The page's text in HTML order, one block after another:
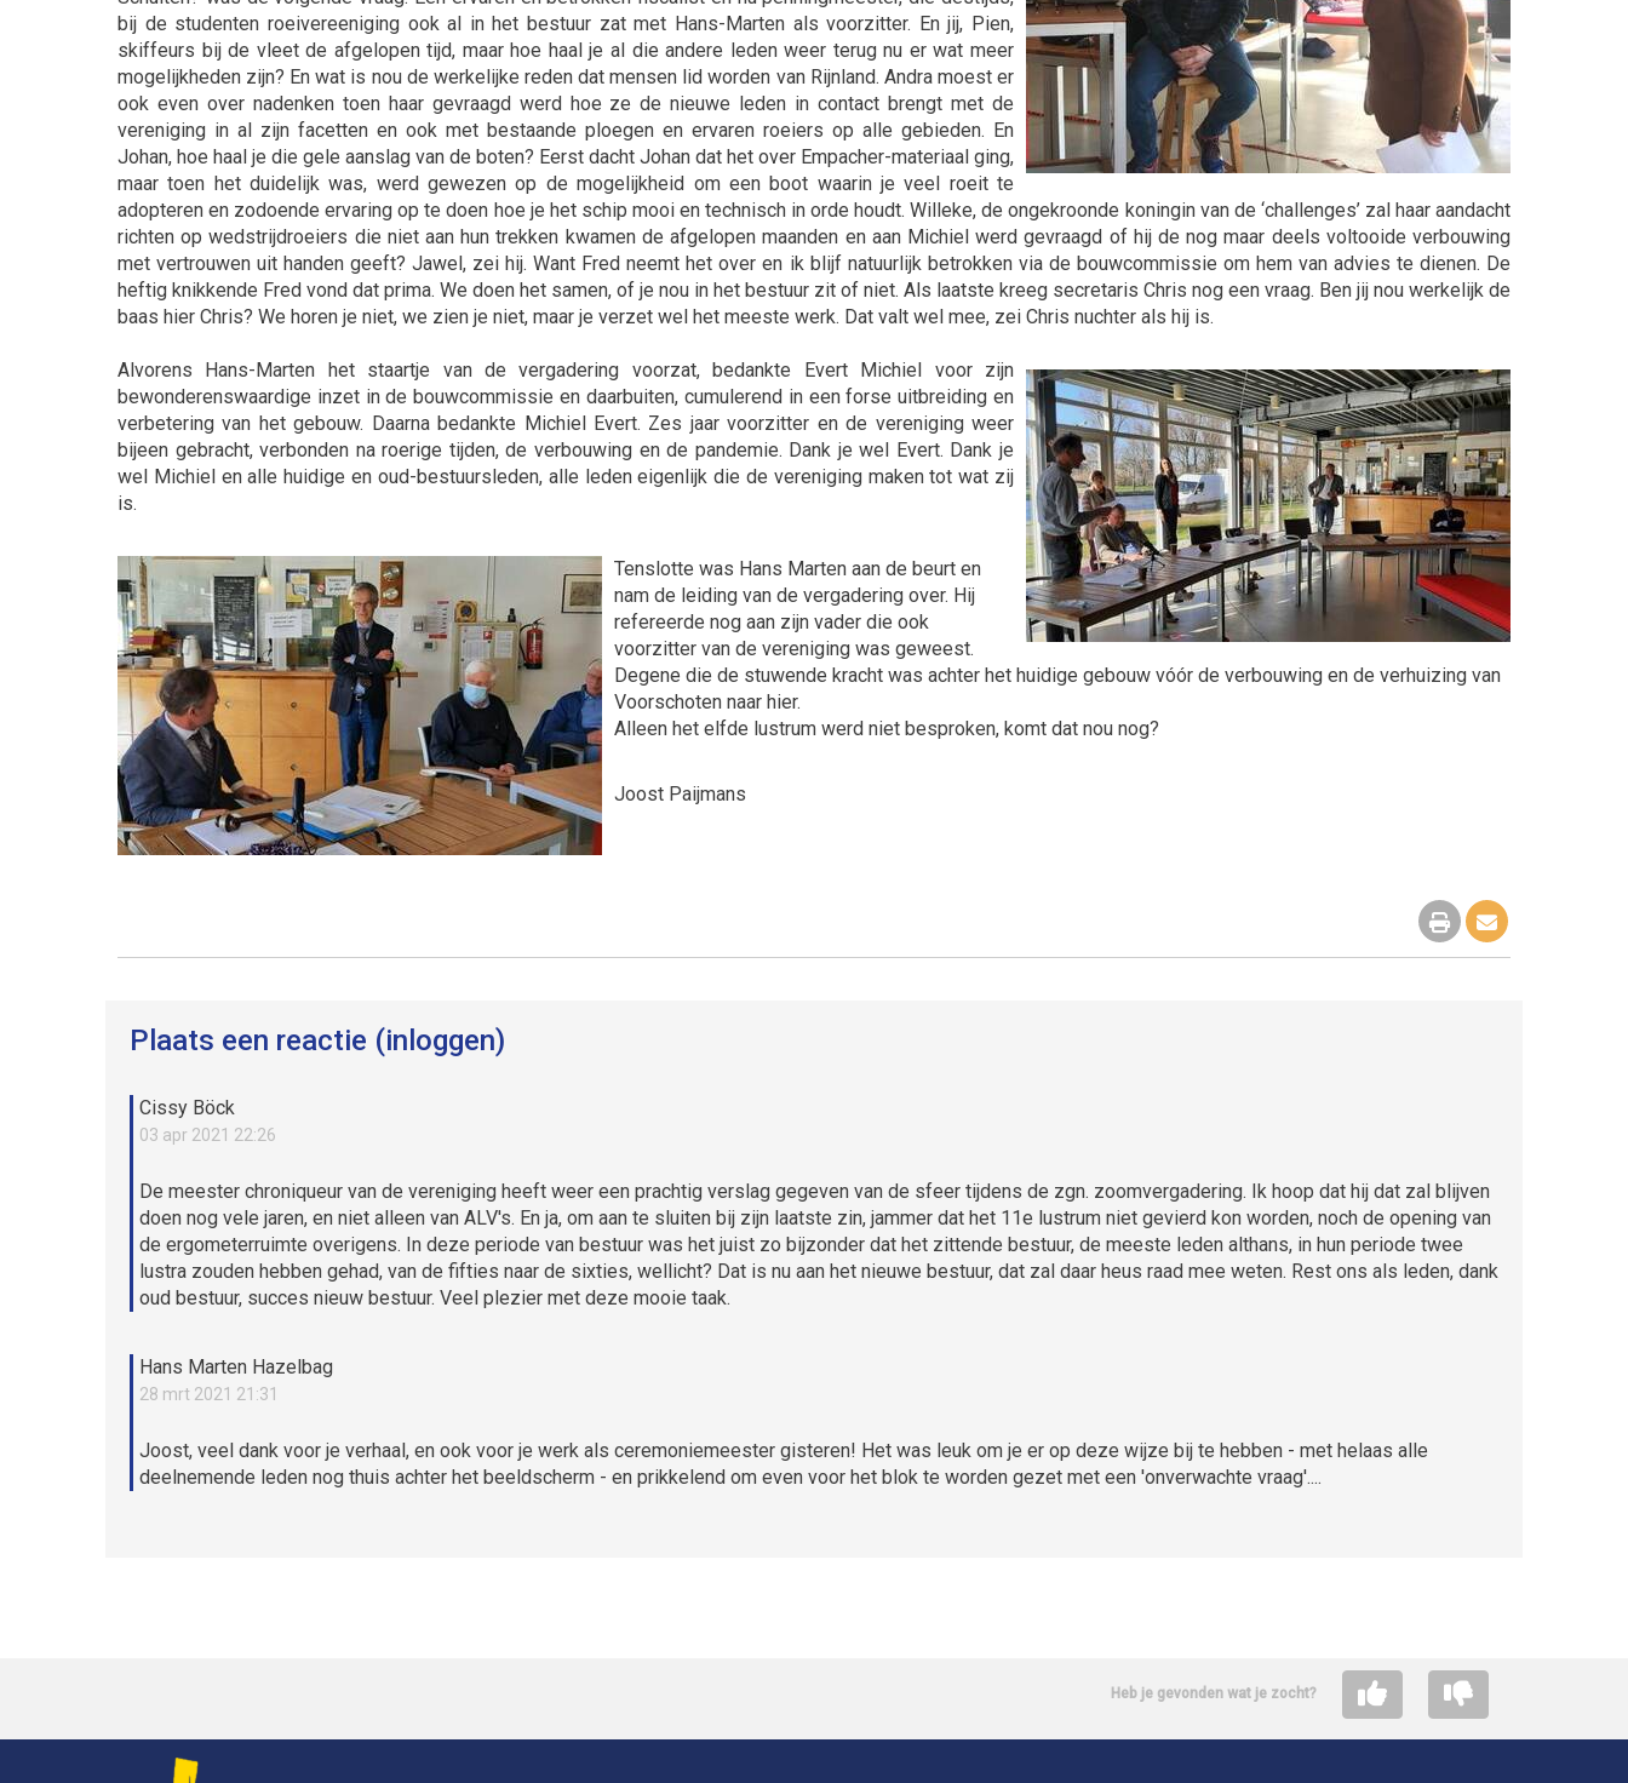
bij de studenten roeivereeniging ook al in het bestuur zat met Hans-Marten als voorzitter. En jij, Pien,
skiffeurs bij de vleet de afgelopen tijd, maar hoe haal je al die andere leden weer terug nu er wat meer
mogelijkheden zijn? En wat is nou de werkelijke reden dat mensen lid worden van Rijnland. Andra moest er
ook even over nadenken toen haar gevraagd werd hoe ze de nieuwe leden in contact brengt met de
vereniging in al zijn facetten en ook met bestaande ploegen en ervaren roeiers op alle gebieden. En
Johan, hoe haal je die gele aanslag van de boten? Eerst dacht Johan dat het over Empacher-materiaal ging,
maar toen het duidelijk was, werd gewezen op de mogelijkheid om een boot waarin je veel roeit te
adopteren en zodoende ervaring op te doen hoe je het schip mooi en technisch in orde houdt. Willeke, de ongekroonde koningin van de ‘challenges’ zal haar aandacht
richten op wedstrijdroeiers die niet aan hun trekken kwamen de afgelopen maanden en aan Michiel werd gevraagd of hij de nog maar deels voltooide verbouwing
met vertrouwen uit handen geeft? Jawel, zei hij. Want Fred neemt het over en ik blijf natuurlijk betrokken via de bouwcommissie om hem van advies te dienen. De
heftig knikkende Fred vond dat prima. We doen het samen, of je nou in het bestuur zit of niet. Als laatste kreeg secretaris Chris nog een vraag. Ben jij nou werkelijk de
baas hier Chris? We horen je niet, we zien je niet, maar je verzet wel het meeste werk. Dat valt wel mee, zei Chris nuchter als hij is.
Alvorens Hans-Marten het staartje van de vergadering voorzat, bedankte Evert Michiel voor zijn
bewonderenswaardige inzet in de bouwcommissie en daarbuiten, cumulerend in een forse uitbreiding en
verbetering van het gebouw. Daarna bedankte Michiel Evert. Zes jaar voorzitter en de vereniging weer
bijeen gebracht, verbonden na roerige tijden, de verbouwing en de pandemie. Dank je wel Evert. Dank je
wel Michiel en alle huidige en oud-bestuursleden, alle leden eigenlijk die de vereniging maken tot wat zij
is.
Tenslotte was Hans Marten aan de beurt en
nam de leiding van de vergadering over. Hij
refereerde nog aan zijn vader die ook
voorzitter van de vereniging was geweest.
Degene die de stuwende kracht was achter het huidige gebouw vóór de verbouwing en de verhuizing van
Voorschoten naar hier.
Alleen het elfde lustrum werd niet besproken, komt dat nou nog?
Joost Paijmans
Plaats een reactie (inloggen)
Cissy Böck
03 apr 2021 22:26
De meester chroniqueur van de vereniging heeft weer een prachtig verslag gegeven van de sfeer tijdens de zgn. zoomvergadering. Ik hoop dat hij dat zal blijven
doen nog vele jaren, en niet alleen van ALV's. En ja, om aan te sluiten bij zijn laatste zin, jammer dat het 11e lustrum niet gevierd kon worden, noch de opening van
de ergometerruimte overigens. In deze periode van bestuur was het juist zo bijzonder dat het zittende bestuur, de meeste leden althans, in hun periode twee
lustra zouden hebben gehad, van de fifties naar de sixties, wellicht? Dat is nu aan het nieuwe bestuur, dat zal daar heus raad mee weten. Rest ons als leden, dank
oud bestuur, succes nieuw bestuur. Veel plezier met deze mooie taak.
Hans Marten Hazelbag
28 mrt 2021 21:31
Joost, veel dank voor je verhaal, en ook voor je werk als ceremoniemeester gisteren! Het was leuk om je er op deze wijze bij te hebben - met helaas alle
deelnemende leden nog thuis achter het beeldscherm - en prikkelend om even voor het blok te worden gezet met een 'onverwachte vraag'....
Heb je gevonden wat je zocht?